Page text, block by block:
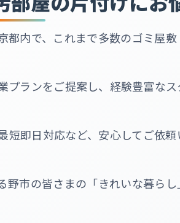
都内で、これまで多数のゴミ屋
プランをご提案し、経験豊富な
短即日対応など、安心してご依
市の皆さまの「きれいな暮ら